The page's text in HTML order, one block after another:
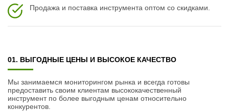
Продажа и поставка инструмента оптом со скидками.
01. ВЫГОДНЫЕ ЦЕНЫ И ВЫСОКОЕ КАЧЕСТВО
Мы занимаемся мониторингом рынка и всегда готовы
предоставить своим клиентам высококачественный
инструмент по более выгодным ценам относительно
конкурентов.